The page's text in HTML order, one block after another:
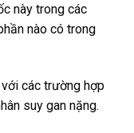
này trong các
nào có trong
các trường hợp
suy gan nặng.